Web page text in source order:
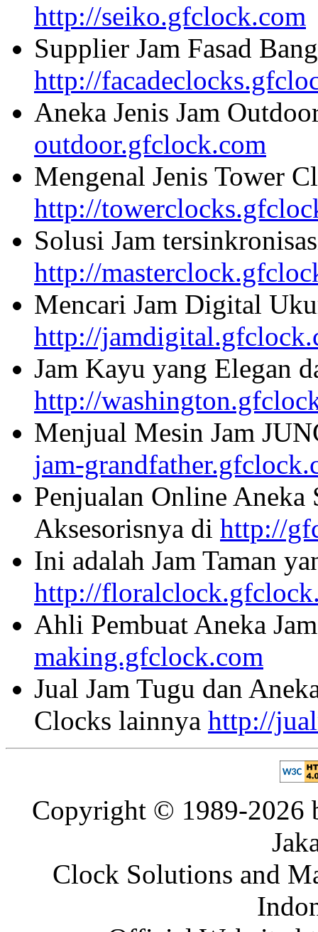
http://seiko.gfclock.com
Supplier Jam Fasad
http://
Aneka Jenis Jam
outdoor.gfclock.com
Mengenal Jenis Tower
http://
Solusi Jam
http://
Mencari Jam Digital
http://
Jam Kayu yang Elegan
http://
Menjual Mesin Jam
jam-
Penjualan Online Aneka
Aksesorisnya di http://
Ini adalah Jam Taman
http://
Ahli Pembuat Aneka
making.gfclock.com
Jual Jam Tugu dan
Clocks lainnya http://
Copyright © 1989-2026
Clock Solutions and